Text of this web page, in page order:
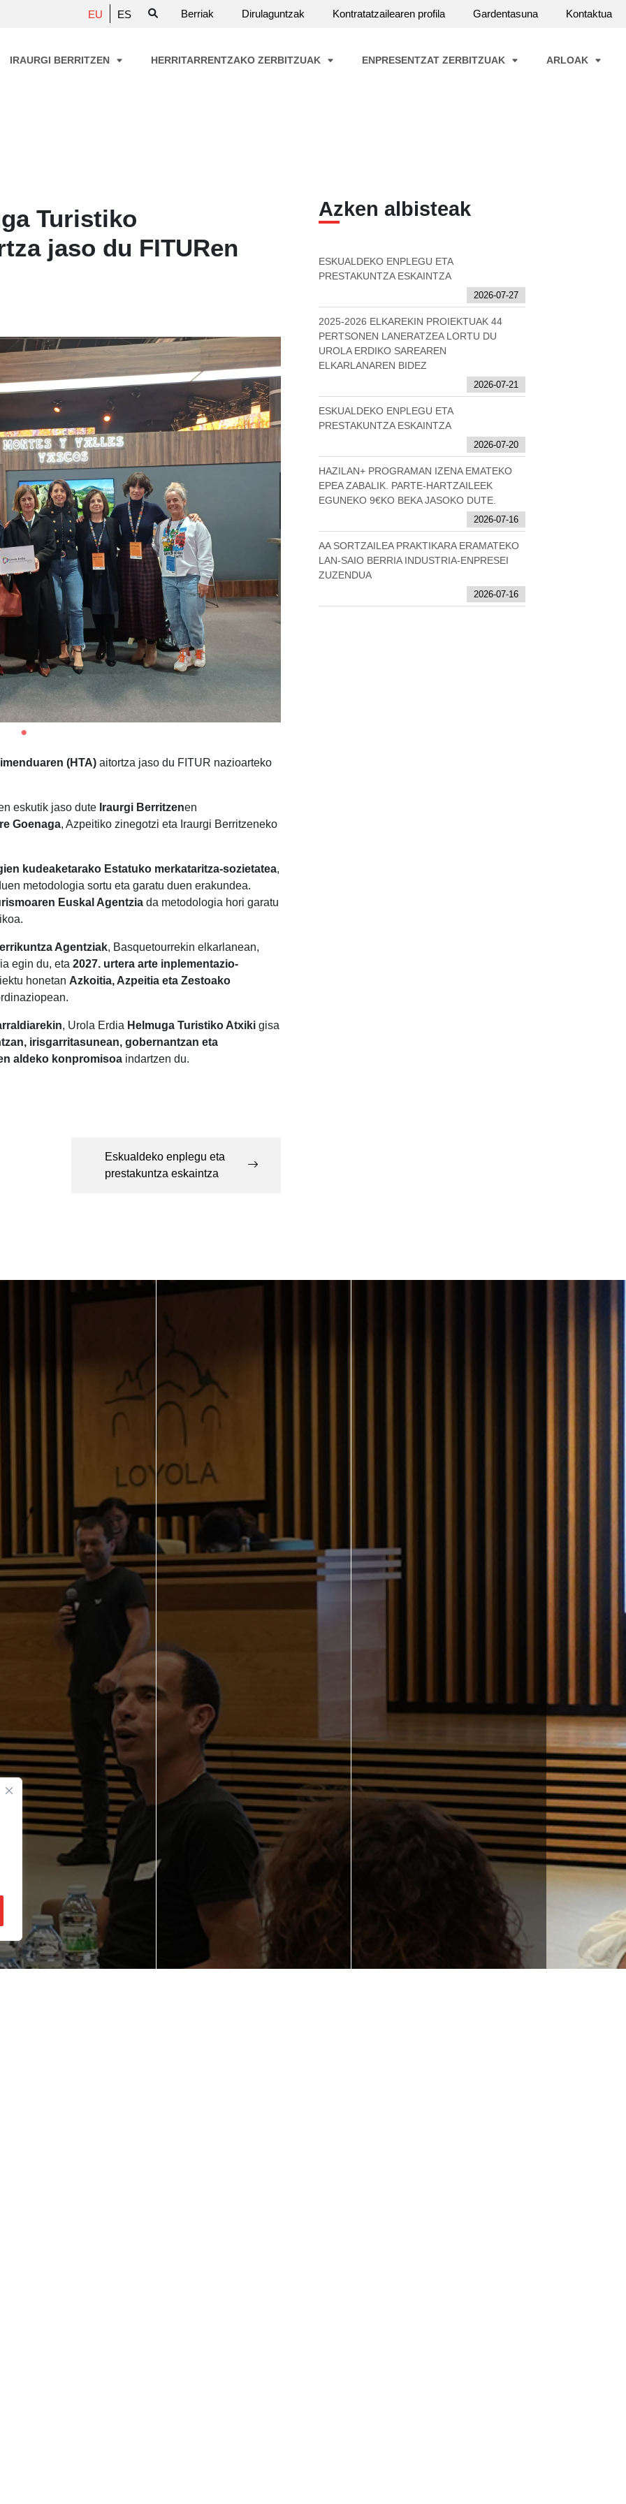
EU ES Berriak Dirulaguntzak Kontratatzailearen profila Gardentasuna Kontaktua
IRAURGI BERRITZEN HERRITARRENTZAKO ZERBITZUAK ENPRESENTZAT ZERBITZUAK ARLOAK
Turistiko
jaso du FITURen
(HTA) aitortza jaso du FITUR nazioarteko
eskutik jaso dute Iraurgi Berritzenen
Goenaga, Azpeitiko zinegotzi eta Iraurgi Berritzeneko
kudeaketarako Estatuko merkataritza-sozietatea,
metodologia sortu eta garatu duen erakundea.
Euskal Agentzia da metodologia hori garatu
Agentziak, Basquetourrekin elkarlanean,
egin du, eta 2027. urtera arte inplementazio-
honetan Azkoitia, Azpeitia eta Zestoako
, Urola Erdia Helmuga Turistiko Atxiki gisa
irisgarritasunean, gobernantzan eta
aldeko konpromisoa indartzen du.
Eskualdeko enplegu eta
prestakuntza eskaintza
Azken albisteak
ESKUALDEKO ENPLEGU ETA
PRESTAKUNTZA ESKAINTZA
2026-07-27
2025-2026 ELKAREKIN PROIEKTUAK 44
PERTSONEN LANERATZEA LORTU DU
UROLA ERDIKO SAREAREN
ELKARLANAREN BIDEZ
2026-07-21
ESKUALDEKO ENPLEGU ETA
PRESTAKUNTZA ESKAINTZA
2026-07-20
HAZILAN+ PROGRAMAN IZENA EMATEKO
EPEA ZABALIK. PARTE-HARTZAILEEK
EGUNEKO 9€KO BEKA JASOKO DUTE.
2026-07-16
AA SORTZAILEA PRAKTIKARA ERAMATEKO
LAN-SAIO BERRIA INDUSTRIA-ENPRESEI
ZUZENDUA
2026-07-16